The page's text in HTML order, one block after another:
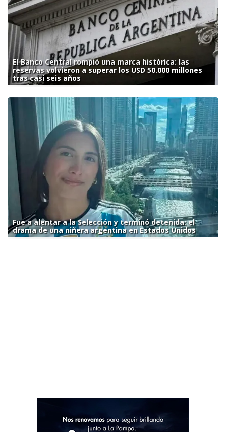
El Banco Central rompió una marca histórica: las
reservas volvieron a superar los USD 50.000 millones
tras casi seis años
Fue a alentar a la Selección y terminó detenida: el
drama de una niñera argentina en Estados Unidos